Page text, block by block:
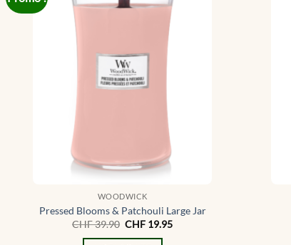
WOODWICK
Pressed Blooms & Patchouli Large Jar
CHF39.90 Le
CHF 19.95Le